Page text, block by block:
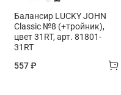
Балансир LUCKY JOHN
Classic №8 (+тройник),
цвет 31RT, арт. 81801-
31RT
557 ₽